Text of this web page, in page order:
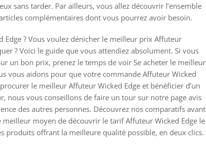
sans tarder. Par ailleurs, vous allez découvrir l’ensemble
complémentaires dont vous pourrez avoir besoin.
Edge ? Vous voulez dénicher le meilleur prix Affuteur
? Voici le guide que vous attendiez absolument. Si vous
un bon prix, prenez le temps de voir Se acheter le meilleur
vous aidons pour que votre commande Affuteur Wicked
le meilleur Affuteur Wicked Edge et bénéficier d’un
nous vous conseillons de faire un tour sur notre page avis
des autres personnes. Découvrez nos comparatifs avant
meilleur moyen de découvrir le tarif Affuteur Wicked Edge le
produits offrant la meilleure qualité possible, en deux clics.